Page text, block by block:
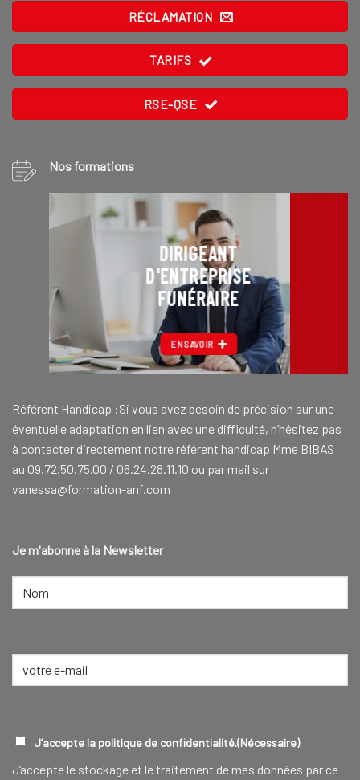
RÉCLAMATION
TARIFS
RSE-QSE
Nos formations
DIRIGEANT
D'ENTREPRISE
FUNÉRAIRE
EN SAVOIR
Référent Handicap :Si vous avez besoin de précision sur une
éventuelle adaptation en lien avec une difficulté, n’hésitez pas
à contacter directement notre référent handicap Mme BIBAS
au 09.72.50.75.00 / 06.24.28.11.10 ou par mail sur
vanessa@formation-anf.com
Je m'abonne à la Newsletter
NOM
RGPD(NÉCESSAIRE)
J’accepte la politique de confidentialité.(Nécessaire)
J‘accepte le stockage et le traitement de mes données par ce